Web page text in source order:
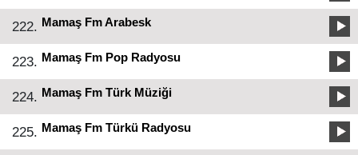
222. Mamaş Fm Arabesk
223. Mamaş Fm Pop Radyosu
224. Mamaş Fm Türk Müziği
225. Mamaş Fm Türkü Radyosu